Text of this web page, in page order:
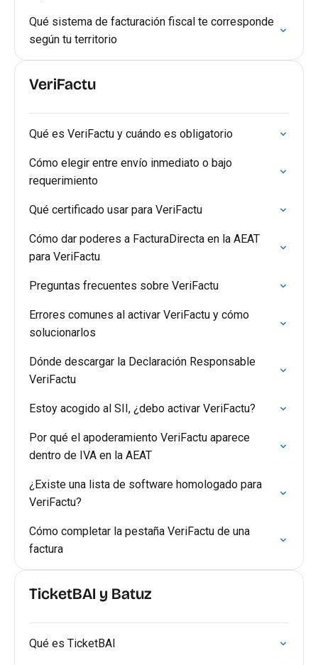
Qué sistema de facturación fiscal te corresponde
según tu territorio
VeriFactu
Qué es VeriFactu y cuándo es obligatorio
Cómo elegir entre envío inmediato o bajo
requerimiento
Qué certificado usar para VeriFactu
Cómo dar poderes a FacturaDirecta en la AEAT
para VeriFactu
Preguntas frecuentes sobre VeriFactu
Errores comunes al activar VeriFactu y cómo
solucionarlos
Dónde descargar la Declaración Responsable
VeriFactu
Estoy acogido al SII, ¿debo activar VeriFactu?
Por qué el apoderamiento VeriFactu aparece
dentro de IVA en la AEAT
¿Existe una lista de software homologado para
VeriFactu?
Cómo completar la pestaña VeriFactu de una
factura
TicketBAI y Batuz
Qué es TicketBAI